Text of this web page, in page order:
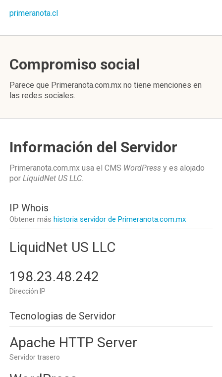
primeranota.cl
Compromiso social
Parece que Primeranota.com.mx no tiene menciones en
las redes sociales.
Información del Servidor
Primeranota.com.mx usa el CMS WordPress y es alojado
por LiquidNet US LLC.
IP Whois
Obtener más historia servidor de Primeranota.com.mx
LiquidNet US LLC
198.23.48.242
Dirección IP
Tecnologias de Servidor
Apache HTTP Server
Servidor trasero